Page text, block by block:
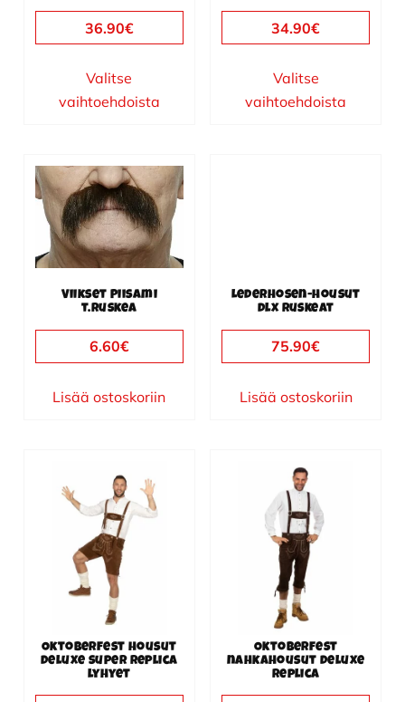
36.90€
Valitse
vaihtoehdoista
sivulla.
34.90€
Valitse
vaihtoehdoista
sivulla.
Viikset Piisami
t.ruskea
6.60€
Lisää ostoskoriin
Lederhosen-housut
dlx ruskeat
75.90€
Lisää ostoskoriin
Oktoberfest housut
deluxe super replica
lyhyet
tuotteella
useampi
muunnelma.
valinnat
tuotteen
Oktoberfest
nahkahousut deluxe
replica
tuotteella
useampi
muunnelma.
valinnat
tuotteen